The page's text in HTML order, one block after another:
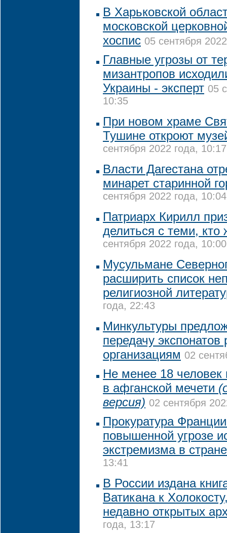
В Харьковской
московской
хоспис 05 сентября
Главные угрозы от
мизантропов
Украины - эксперт 05
10:35
При новом храме
Тушине откроют
сентября 2022 года, 10:17
Власти Дагестана
минарет старинной
сентября 2022 года, 10:04
Патриарх Кирилл
делиться с теми, кто
сентября 2022 года, 10:00
Мусульмане
расширить список
религиозной
года, 22:43
Минкультуры
передачу
организациям 02
Не менее 18 человек
в афганской мечети
версия) 02 сентября
Прокуратура
повышенной угрозе
экстремизма в стране
13:41
В России издана
Ватикана к
недавно открытых
года, 13:17